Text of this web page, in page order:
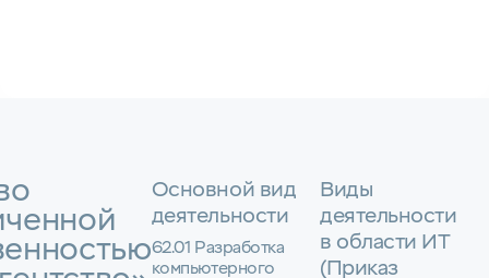
Основной вид
деятельности
62.01 Разработка
компьютерного
Виды
деятельности
в области ИТ
(Приказ